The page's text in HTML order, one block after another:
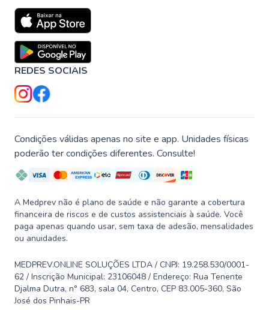
REDES SOCIAIS
Condições válidas apenas no site e app. Unidades físicas
poderão ter condições diferentes. Consulte!
A Medprev não é plano de saúde e não garante a cobertura
financeira de riscos e de custos assistenciais à saúde. Você
paga apenas quando usar, sem taxa de adesão, mensalidades
ou anuidades.
MEDPREV.ONLINE SOLUÇÕES LTDA / CNPJ: 19.258.530/0001-
62 / Inscrição Municipal: 23106048 / Endereço: Rua Tenente
Djalma Dutra, n° 683, sala 04, Centro, CEP 83.005-360, São
José dos Pinhais-PR